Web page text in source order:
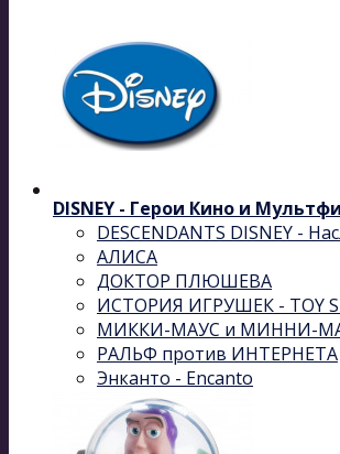
DISNEY - Герои Кино и
DESCENDANTS DISNEY -
АЛИСА
ДОКТОР ПЛЮШЕВА
ИСТОРИЯ ИГРУШЕК - TOY
МИККИ-МАУС и МИННИ-
РАЛЬФ против ИНТЕРНЕТА
Энканто - Encanto